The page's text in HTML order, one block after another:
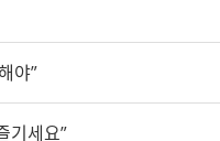
야”
기세요”